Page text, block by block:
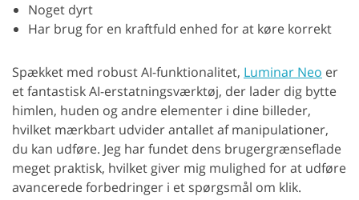
Noget dyrt
Har brug for en kraftfuld enhed for at køre korrekt
Spækket med robust AI-funktionalitet, Luminar Neo er
et fantastisk AI-erstatningsværktøj, der lader dig bytte
himlen, huden og andre elementer i dine billeder,
hvilket mærkbart udvider antallet af manipulationer,
du kan udføre. Jeg har fundet dens brugergrænseflade
meget praktisk, hvilket giver mig mulighed for at udføre
avancerede forbedringer i et spørgsmål om klik.